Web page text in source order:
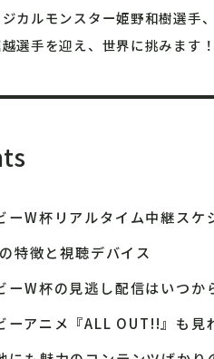
カルモンスター姫野和樹選手
選手を迎え、世界に挑みます！
ーW杯リアルタイム中継スケ
特徴と視聴デバイス
ーW杯の見逃し配信はいつか
ーアニメ『ALL OUT!!』も見